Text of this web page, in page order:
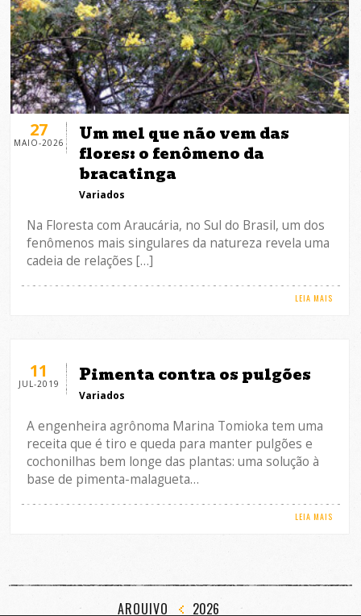
27
MAIO-2026
Um mel que não vem das
flores: o fenômeno da
bracatinga
Variados
Na Floresta com Araucária, no Sul do Brasil, um dos
fenômenos mais singulares da natureza revela uma
cadeia de relações […]
LEIA MAIS
11
JUL-2019 Pimenta contra os pulgões
Variados
A engenheira agrônoma Marina Tomioka tem uma
receita que é tiro e queda para manter pulgões e
cochonilhas bem longe das plantas: uma solução à
base de pimenta-malagueta…
LEIA MAIS
ARQUIVO 2026